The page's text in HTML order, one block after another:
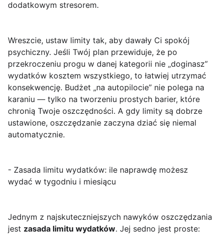
dodatkowym stresorem.
Wreszcie, ustaw limity tak, aby dawały Ci spokój
psychiczny. Jeśli Twój plan przewiduje, że po
przekroczeniu progu w danej kategorii nie „doginasz”
wydatków kosztem wszystkiego, to łatwiej utrzymać
konsekwencję. Budżet „na autopilocie” nie polega na
karaniu — tylko na tworzeniu prostych barier, które
chronią Twoje oszczędności. A gdy limity są dobrze
ustawione, oszczędzanie zaczyna dziać się niemal
automatycznie.
- Zasada limitu wydatków: ile naprawdę możesz
wydać w tygodniu i miesiącu
Jednym z najskuteczniejszych nawyków oszczędzania
jest zasada limitu wydatków. Jej sedno jest proste: